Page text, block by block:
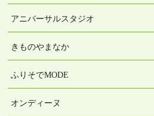
アニバーサルスタジオ
きものやまなか
ふりそでMODE
オンディーヌ